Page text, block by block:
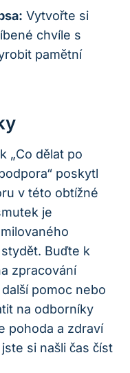
Vytvořte si
chvíle s
pamětní
„Co dělat po
poskytl
v této obtížné
je
Buďte k
zpracování
pomoc nebo
na odborníky
pohoda a zdraví
si našli čas číst